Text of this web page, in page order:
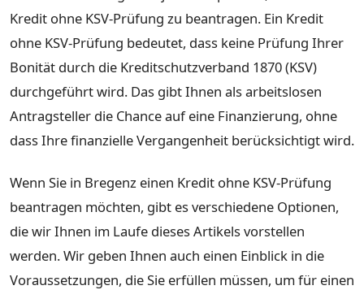
Kredit ohne KSV-Prüfung zu beantragen. Ein Kredit
ohne KSV-Prüfung bedeutet, dass keine Prüfung Ihrer
Bonität durch die Kreditschutzverband 1870 (KSV)
durchgeführt wird. Das gibt Ihnen als arbeitslosen
Antragsteller die Chance auf eine Finanzierung, ohne
dass Ihre finanzielle Vergangenheit berücksichtigt wird.
Wenn Sie in Bregenz einen Kredit ohne KSV-Prüfung
beantragen möchten, gibt es verschiedene Optionen,
die wir Ihnen im Laufe dieses Artikels vorstellen
werden. Wir geben Ihnen auch einen Einblick in die
Voraussetzungen, die Sie erfüllen müssen, um für einen